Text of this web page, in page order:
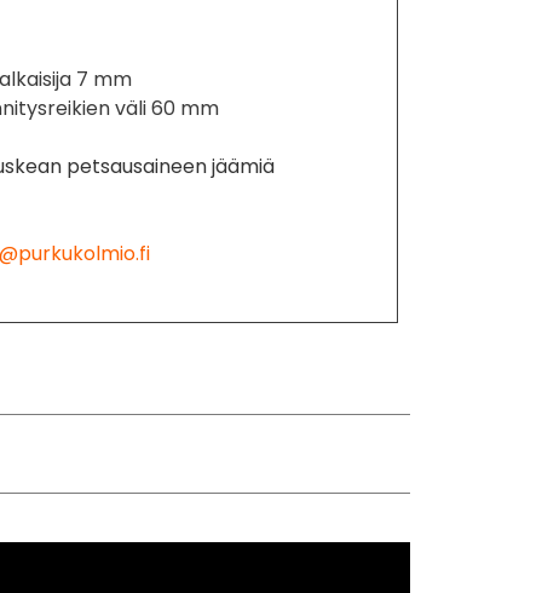
7 mm
väli 60 mm
petsausaineen jäämiä